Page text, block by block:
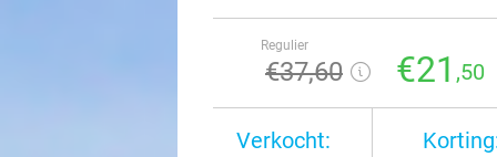
Regulier
€37,60 €21 ,50
Verkocht: